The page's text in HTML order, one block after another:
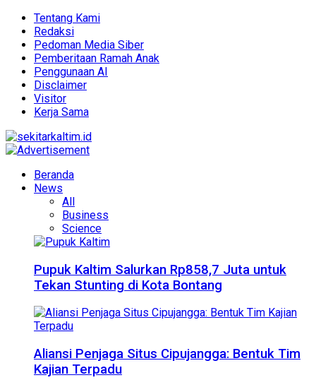
Tentang Kami
Redaksi
Pedoman Media Siber
Pemberitaan Ramah Anak
Penggunaan AI
Disclaimer
Visitor
Kerja Sama
Beranda
News
All
Business
Science
Pupuk Kaltim Salurkan Rp858,7 Juta untuk
Tekan Stunting di Kota Bontang
Aliansi Penjaga Situs Cipujangga: Bentuk Tim
Kajian Terpadu